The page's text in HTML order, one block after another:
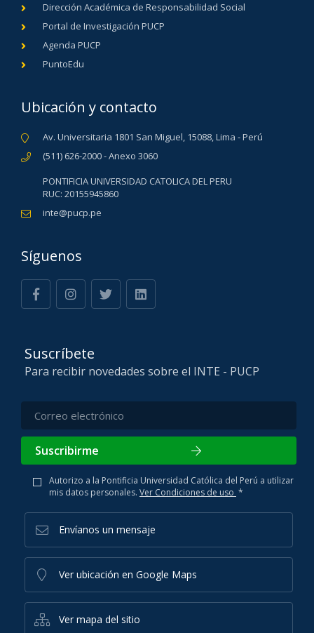
Dirección Académica de Responsabilidad Social
Portal de Investigación PUCP
Agenda PUCP
PuntoEdu
Ubicación y contacto
Av. Universitaria 1801 San Miguel, 15088, Lima - Perú
(511) 626-2000 - Anexo 3060
PONTIFICIA UNIVERSIDAD CATOLICA DEL PERU
RUC: 20155945860
inte@pucp.pe
Síguenos
Suscríbete
Para recibir novedades sobre el INTE - PUCP
Suscribirme
Autorizo a la Pontificia Universidad Católica del Perú a utilizar
mis datos personales. Ver Condiciones de uso *
Envíanos un mensaje
Ver ubicación en Google Maps
Ver mapa del sitio